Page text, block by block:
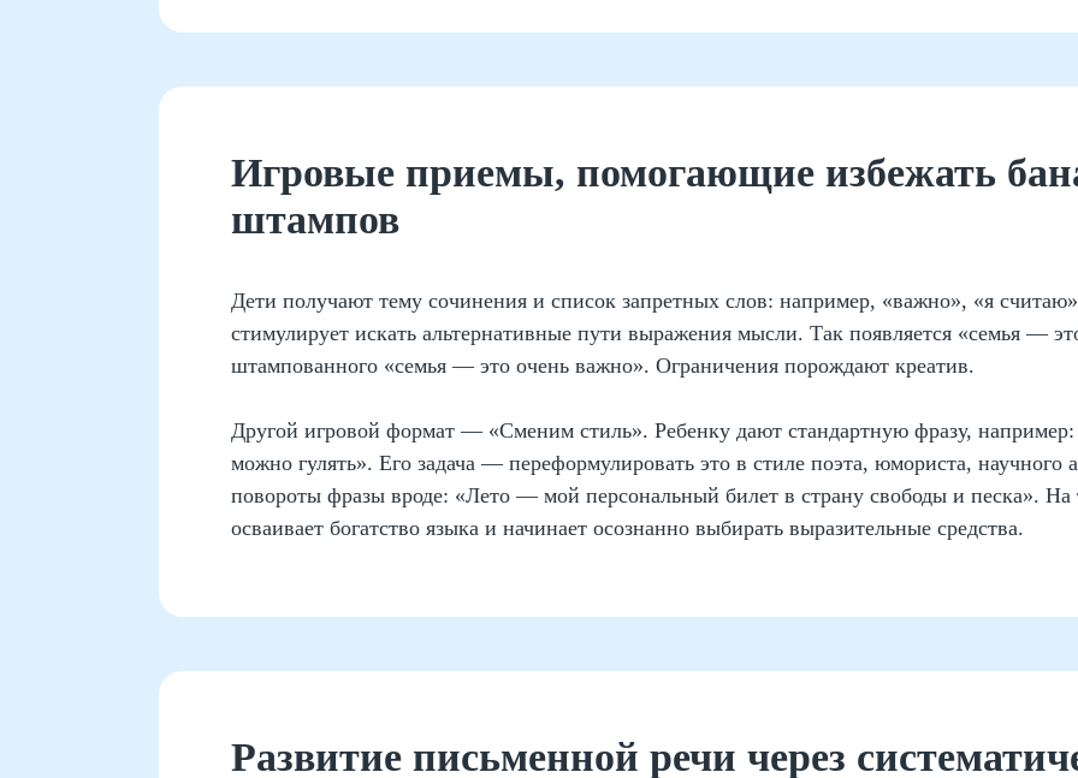
Игровые приемы, помогающие избежать
штампов
Дети получают тему сочинения и список запретных слов: например, «важно», «я
стимулирует искать альтернативные пути выражения мысли. Так появляется «семья —
штампованного «семья — это очень важно». Ограничения порождают креатив.
Другой игровой формат — «Сменим стиль». Ребенку дают стандартную фразу,
можно гулять». Его задача — переформулировать это в стиле поэта, юмориста, научного
повороты фразы вроде: «Лето — мой персональный билет в страну свободы и песка». На
осваивает богатство языка и начинает осознанно выбирать выразительные средства.
Развитие письменной речи через